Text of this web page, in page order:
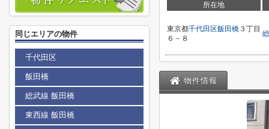
所在地
東京都千代田区飯田橋 ３丁目
６－８
物件情報
同じエリアの物件
千代田区
飯田橋
総武線 飯田橋
東西線 飯田橋